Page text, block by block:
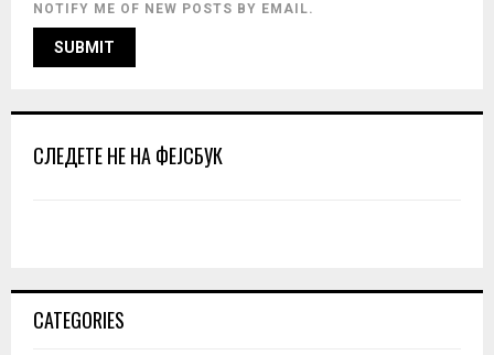
NOTIFY ME OF NEW POSTS BY EMAIL.
СЛЕДЕТЕ НЕ НА ФЕЈСБУК
CATEGORIES